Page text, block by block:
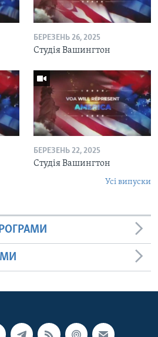
БЕРЕЗЕНЬ 26, 2025
Студія Вашингтон
БЕРЕЗЕНЬ 22, 2025
Студія Вашингтон
Усі випуски